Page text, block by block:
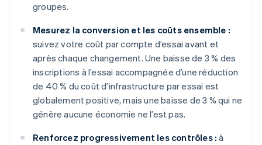
groupes.
Mesurez la conversion et les coûts ensemble :
suivez votre coût par compte d’essai avant et
après chaque changement. Une baisse de 3 % des
inscriptions à l’essai accompagnée d’une réduction
de 40 % du coût d’infrastructure par essai est
globalement positive, mais une baisse de 3 % qui ne
génère aucune économie ne l’est pas.
Renforcez progressivement les contrôles : à